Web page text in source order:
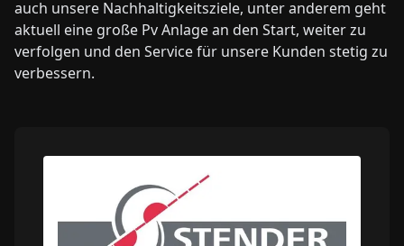
auch unsere Nachhaltigkeitsziele, unter anderem geht
aktuell eine große Pv Anlage an den Start, weiter zu
verfolgen und den Service für unsere Kunden stetig zu
verbessern.